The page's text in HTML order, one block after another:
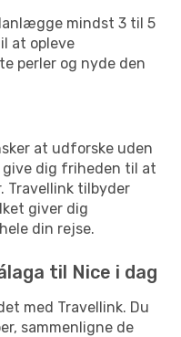
mindst 3 til 5
at opleve
perler og nyde den
at udforske uden
give dig friheden til at
Travellink tilbyder
giver dig
din rejse.
til Nice i dag
med Travellink. Du
sammenligne de